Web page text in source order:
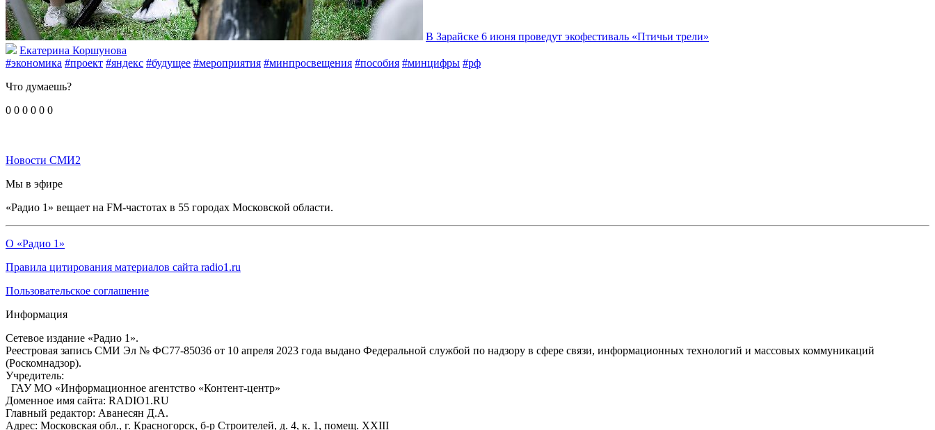
В Зарайске 6 июня проведут экофестиваль «Птичьи трели»
Екатерина Коршунова
#экономика #проект #яндекс #будущее #мероприятия #минпросвещения #пособия #минцифры #рф
Что думаешь?
0 0 0 0 0 0
Новости СМИ2
Мы в эфире
«Радио 1» вещает на FM-частотах в 55 городах Московской области.
О «Радио 1»
Правила цитирования материалов сайта radio1.ru
Пользовательское соглашение
Информация
Сетевое издание «Радио 1».
Реестровая запись СМИ Эл № ФС77-85036 от 10 апреля 2023 года выдано Федеральной службой по надзору в сфере связи, информационных технологий и массовых коммуникаций
(Роскомнадзор).
Учредитель:
ГАУ МО «Информационное агентство «Контент-центр»
Доменное имя сайта: RADIO1.RU
Главный редактор: Аванесян Д.А.
Адрес: Московская обл., г. Красногорск, б-р Строителей, д. 4, к. 1, помещ. XXIII